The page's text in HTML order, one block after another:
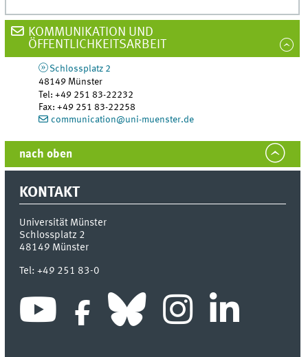
KOMMUNIKATION UND
ÖFFENTLICHKEITSARBEIT
Schlossplatz 2
48149 Münster
Tel:+49 251 83-22232
Fax:+49 251 83-22258
communication@uni-muenster.de
nach oben
KONTAKT
Universität Münster
Schlossplatz 2
48149 Münster
Tel:+49 251 83-0